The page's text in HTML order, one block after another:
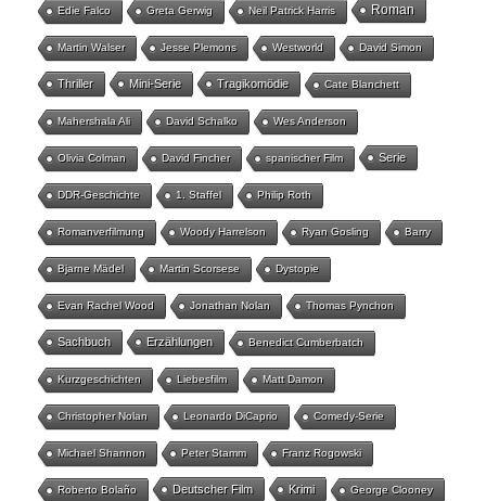
Edie Falco Greta Gerwig Neil Patrick Harris Roman
Martin Walser Jesse Plemons Westworld David Simon
Thriller Mini-Serie Tragikomödie Cate Blanchett
Mahershala Ali David Schalko Wes Anderson
Olivia Colman David Fincher spanischer Film Serie
DDR-Geschichte 1. Staffel Philip Roth
Romanverfilmung Woody Harrelson Ryan Gosling Barry
Bjarne Mädel Martin Scorsese Dystopie
Evan Rachel Wood Jonathan Nolan Thomas Pynchon
Sachbuch Erzählungen Benedict Cumberbatch
Kurzgeschichten Liebesfilm Matt Damon
Christopher Nolan Leonardo DiCaprio Comedy-Serie
Michael Shannon Peter Stamm Franz Rogowski
Roberto Bolaño Deutscher Film Krimi George Clooney